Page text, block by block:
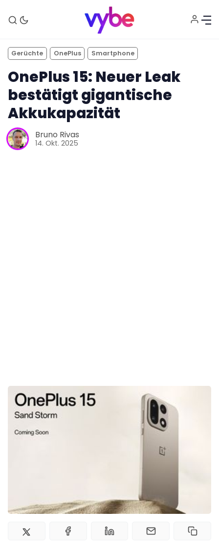
Gerüchte OnePlus Smartphone
OnePlus 15: Neuer Leak
bestätigt gigantische
Akkukapazität
Bruno Rivas
14. Okt. 2025